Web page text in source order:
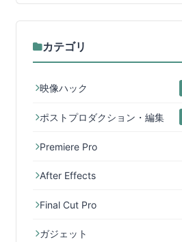
カテゴリ
映像ハック
ポストプロダクション・編集
Premiere Pro
After Effects
Final Cut Pro
ガジェット